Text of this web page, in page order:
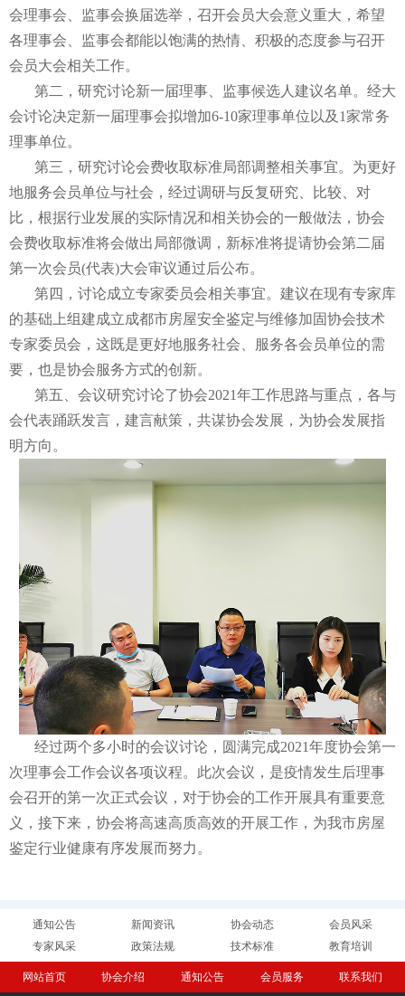
会理事会、监事会换届选举，召开会员大会意义重大，希望
各理事会、监事会都能以饱满的热情、积极的态度参与召开
会员大会相关工作。
第二，研究讨论新一届理事、监事候选人建议名单。经大
会讨论决定新一届理事会拟增加6-10家理事单位以及1家常务
理事单位。
第三，研究讨论会费收取标准局部调整相关事宜。为更好
地服务会员单位与社会，经过调研与反复研究、比较、对
比，根据行业发展的实际情况和相关协会的一般做法，协会
会费收取标准将会做出局部微调，新标准将提请协会第二届
第一次会员(代表)大会审议通过后公布。
第四，讨论成立专家委员会相关事宜。建议在现有专家库
的基础上组建成立成都市房屋安全鉴定与维修加固协会技术
专家委员会，这既是更好地服务社会、服务各会员单位的需
要，也是协会服务方式的创新。
第五、会议研究讨论了协会2021年工作思路与重点，各与
会代表踊跃发言，建言献策，共谋协会发展，为协会发展指
明方向。
经过两个多小时的会议讨论，圆满完成2021年度协会第一
次理事会工作会议各项议程。此次会议，是疫情发生后理事
会召开的第一次正式会议，对于协会的工作开展具有重要意
义，接下来，协会将高速高质高效的开展工作，为我市房屋
鉴定行业健康有序发展而努力。
通知公告 新闻资讯 协会动态
会员风采
专家风采
政策法规 技术标准 教育培训
网站首页 协会介绍 通知公告 会员服务 联系我们